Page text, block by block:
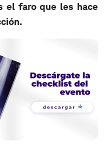
el faro que les hace